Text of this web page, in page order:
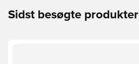
Sidst besøgte produkter